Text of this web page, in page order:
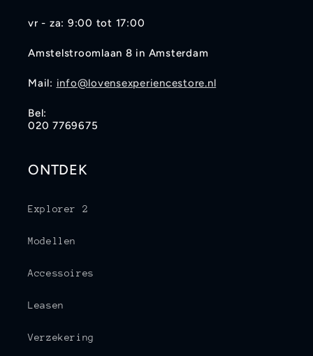
vr - za: 9:00 tot 17:00
Amstelstroomlaan 8 in Amsterdam
Mail: info@lovensexperiencestore.nl
Bel:
020 7769675
ONTDEK
Explorer 2
Modellen
Accessoires
Leasen
Verzekering